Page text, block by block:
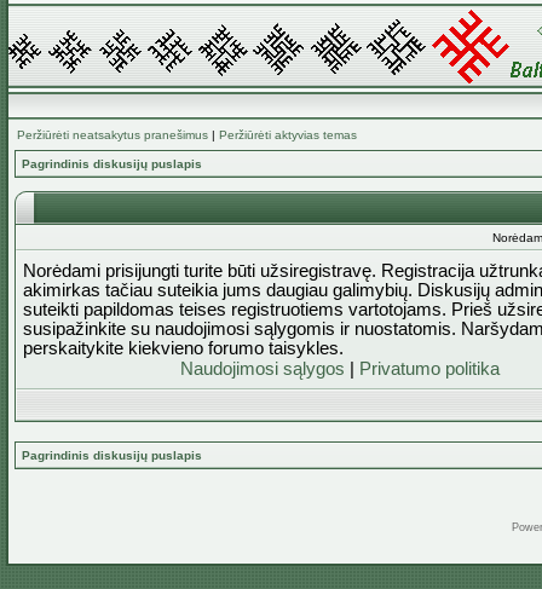
Peržiūrėti neatsakytus pranešimus | Peržiūrėti aktyvias temas
Pagrindinis diskusijų puslapis
Norėdami prisijungti turite būti užsiregistravę. Registracija
akimirkas tačiau suteikia jums daugiau galimybių. Diskusijų
suteikti papildomas teises registruotiems vartotojams. Prieš
susipažinkite su naudojimosi sąlygomis ir nuostatomis.
perskaitykite kiekvieno forumo taisykles.
Naudojimosi sąlygos
Privatumo politika
Pagrindinis diskusijų puslapis